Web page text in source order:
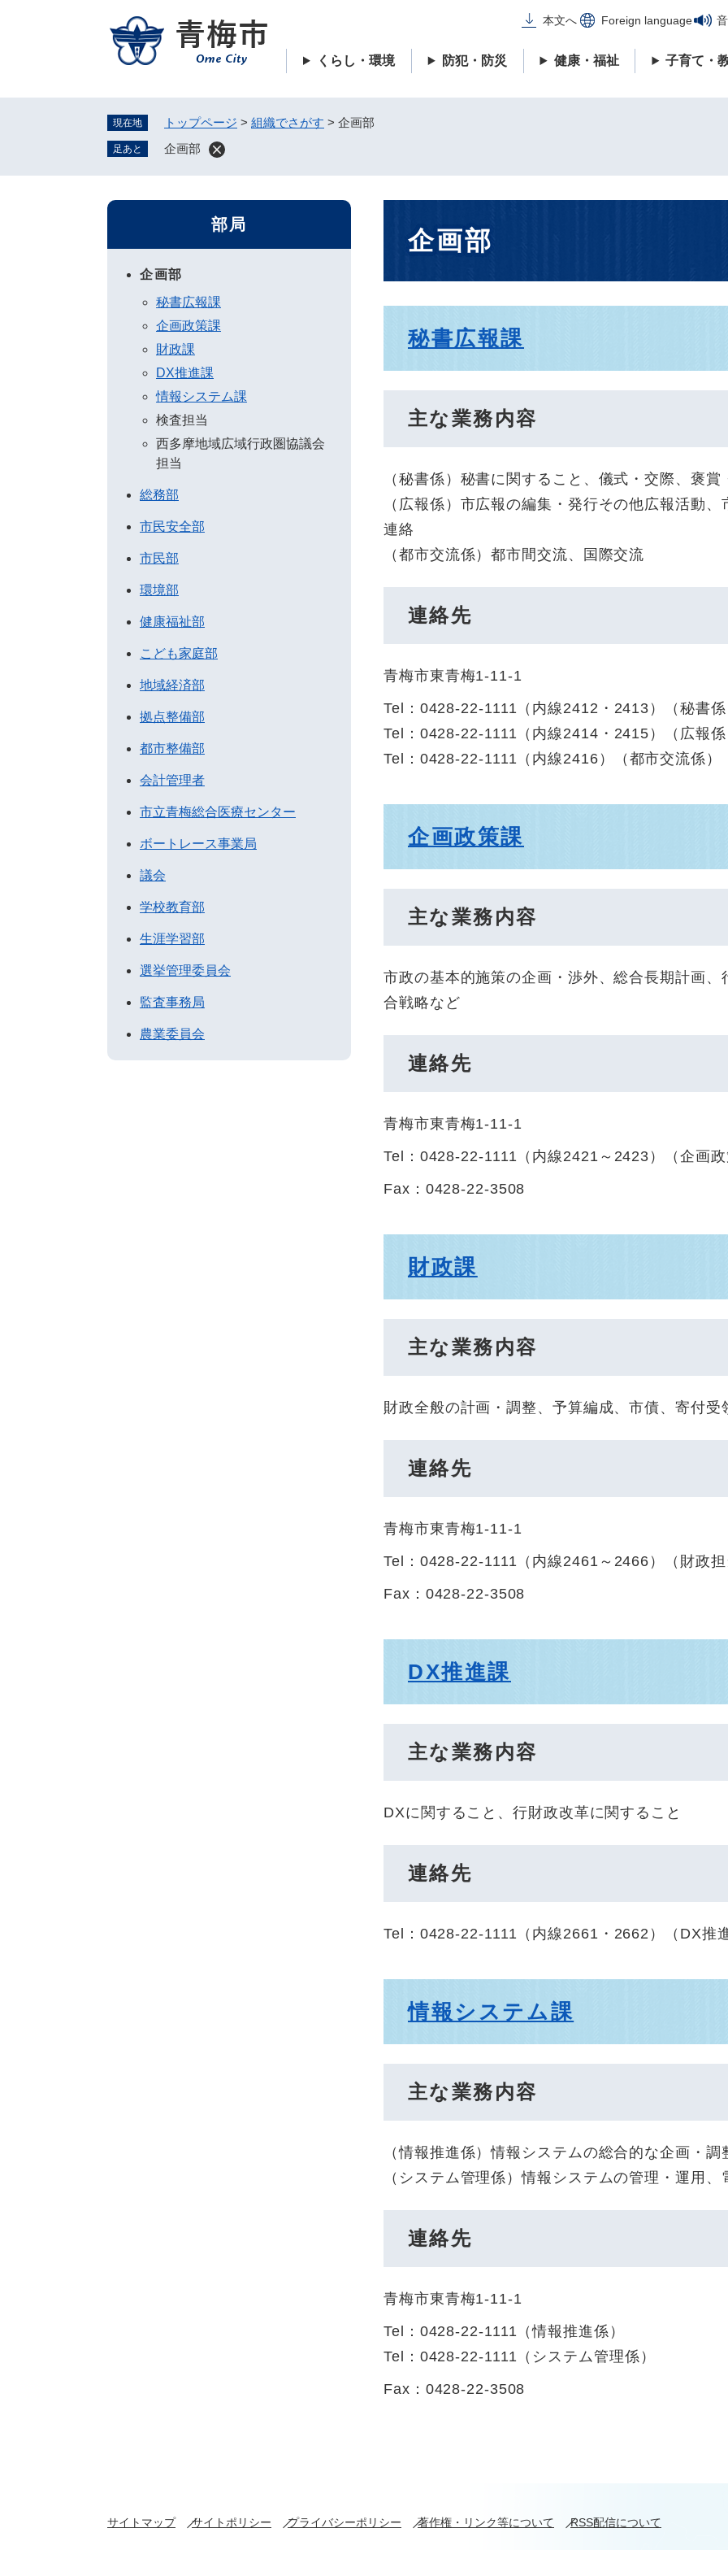
メニューを飛ばして本文へ
本文へ Foreign language
くらし・環境 防犯・防災 健康・福祉 子育て・
現在地 トップページ > 組織でさがす > 企画部
足あと 企画部
企画部
秘書広報課
主な業務内容
（秘書係）秘書に関すること、儀式・交際、褒
（広報係）市広報の編集・発行その他広報活動
連絡
（都市交流係）都市間交流、国際交流
連絡先
青梅市東青梅1-11-1
Tel：0428-22-1111（内線2412・2413）
（秘書係
Tel：0428-22-1111（内線2414・2415）
（ 広報係
Tel：0428-22-1111（内線2416）
（ 都市交流係 ）
企画政策課
主な業務内容
市政の基本的施策の企画・渉外、総合長期計画
合戦略など
連絡先
青梅市東青梅1-11-1
Tel：0428-22-1111（内線2421～2423）
（企画
Fax：0428-22-3508
財政課
主な業務内容
財政全般の計画・調整、予算編成、市債、寄付受
連絡先
青梅市東青梅1-11-1
Tel：0428-22-1111（内線2461～2466）
（ 財政
Fax：0428-22-3508
DX推進課
主な業務内容
DXに関すること、行財政改革に関すること
連絡先
Tel：0428-22-1111（内線2661・2662） （ DX推
情報システム課
主な業務内容
（情報推進係）情報システムの総合的な企画・
（システム管理係）情報システムの管理・運用
連絡先
青梅市東青梅1-11-1
Tel：0428-22-1111 （情報推進係 ）
Tel：0428-22-1111 （ システム管理係 ）
Fax：0428-22-3508
部局
企画部
秘書広報課
企画政策課
財政課
DX推進課
情報システム課
検査担当
西多摩地域広域行政圏協議会
担当
総務部
市民安全部
市民部
環境部
健康福祉部
こども家庭部
地域経済部
拠点整備部
都市整備部
会計管理者
市立青梅総合医療センター
ボートレース事業局
議会
学校教育部
生涯学習部
選挙管理委員会
監査事務局
農業委員会
サイトマップ サイトポリシー プライバシーポリシー 著作権・リンク等について RSS配信について